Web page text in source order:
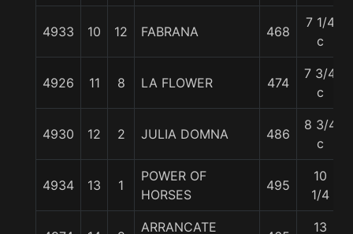
4933 10 12 FABRANA 468
7 1/4
c
4926 11 8 LA FLOWER 474
7 3/4
c
4930 12 2 JULIA DOMNA 486
8 3/4
c
4934 13 1
POWER OF
HORSES
495
10
1/4
ARRANCATE 13